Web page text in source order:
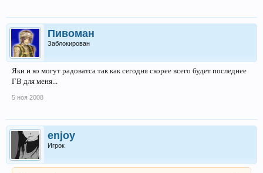
Пивоман
Заблокирован
Яки и ко могут радоватса так как сегодня скорее всего будет последнее
ГВ для меня...
5 ноя 2008
enjoy
Игрок